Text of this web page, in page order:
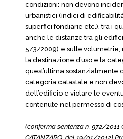
condizioni: non devono
urbanistici (indici di
superfici fondiarie etc.), tra i
anche le distanze tra gli edifici
5/3/2009) e sulle volumetrie;
la destinazione d’uso e la
quest’ultima sostanzialmente
categoria catastale e non
dell’edificio e violare le
contenute nel permesso di
(conferma sentenza n. 972/2011